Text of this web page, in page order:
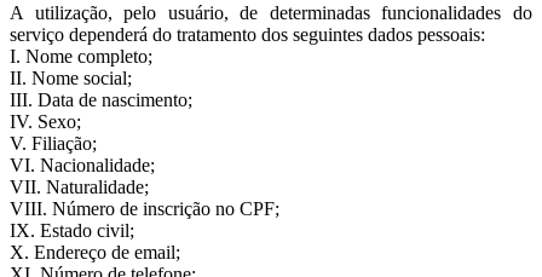
A utilização, pelo usuário, de determinadas funcionalidades do
serviço dependerá do tratamento dos seguintes dados pessoais:
I. Nome completo;
II. Nome social;
III. Data de nascimento;
IV. Sexo;
V. Filiação;
VI. Nacionalidade;
VII. Naturalidade;
VIII. Número de inscrição no CPF;
IX. Estado civil;
X. Endereço de email;